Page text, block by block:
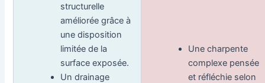
structurelle
améliorée grâce à
une disposition
limitée de la
surface exposée.
Un drainage
Une charpente
complexe pensée
et réfléchie selon